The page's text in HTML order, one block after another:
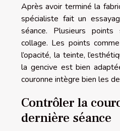
Après avoir terminé la
spécialiste fait un
séance. Plusieurs
collage. Les points
l’opacité, la teinte,
la gencive est bien
couronne intègre bien les
Contrôler la
dernière séance